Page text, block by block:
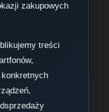
zakupowych
treści
konkretnych